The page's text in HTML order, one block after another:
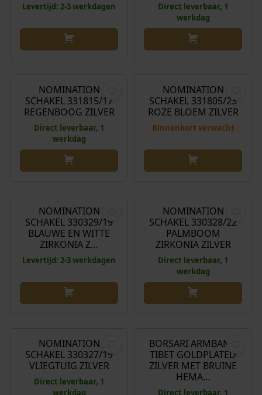
Levertijd: 2-3 werkdagen
Direct leverbaar, 1
werkdag
NOMINATION
SCHAKEL 331815/17
REGENBOOG ZILVER
Direct leverbaar, 1
werkdag
NOMINATION
SCHAKEL 331805/23
ROZE BLOEM ZILVER
Binnenkort verwacht
NOMINATION
SCHAKEL 330329/19
BLAUWE EN WITTE
ZIRKONIA Z…
Levertijd: 2-3 werkdagen
NOMINATION
SCHAKEL 330328/22
PALMBOOM
ZIRKONIA ZILVER
Direct leverbaar, 1
werkdag
NOMINATION
SCHAKEL 330327/19
VLIEGTUIG ZILVER
Direct leverbaar, 1
werkdag
BORSARI ARMBAND
TIBET GOLDPLATED
ZILVER MET BRUINE
HEMA…
Direct leverbaar, 1